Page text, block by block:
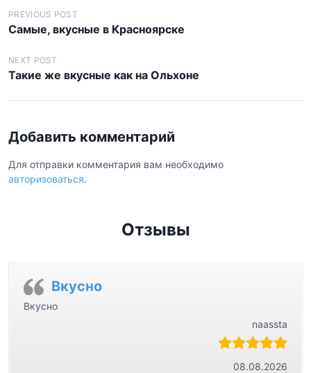
Н
а
в
и
г
ц
и
я
а
PREVIOUS POST
Самые, вкусные в Красноярске
NEXT POST
Такие же вкусные как на Ольхоне
Добавить комментарий
Для отправки комментария вам необходимо
авторизоваться.
Отзывы
Вкусно
Вкусно
naassta
08.08.2026